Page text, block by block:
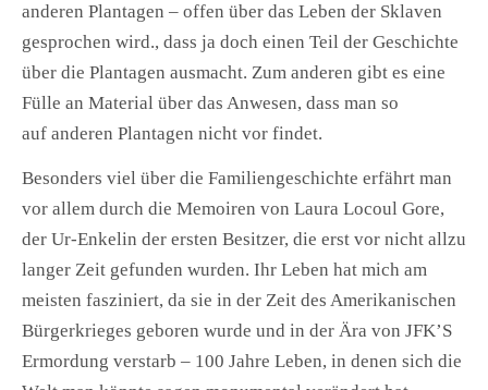
anderen Plantagen – offen über das Leben der Sklaven
gesprochen wird., dass ja doch einen Teil der Geschichte
über die Plantagen ausmacht. Zum anderen gibt es eine
Fülle an Material über das Anwesen, dass man so
auf anderen Plantagen nicht vor findet.
Besonders viel über die Familiengeschichte erfährt man
vor allem durch die Memoiren von Laura Locoul Gore,
der Ur-Enkelin der ersten Besitzer, die erst vor nicht allzu
langer Zeit gefunden wurden. Ihr Leben hat mich am
meisten fasziniert, da sie in der Zeit des Amerikanischen
Bürgerkrieges geboren wurde und in der Ära von JFK’S
Ermordung verstarb – 100 Jahre Leben, in denen sich die